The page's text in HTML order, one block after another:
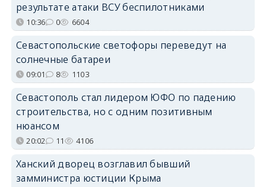
результате атаки ВСУ беспилотниками
10:36 0 6604
Севастопольские светофоры переведут на
солнечные батареи
09:01 8 1103
Севастополь стал лидером ЮФО по падению
строительства, но с одним позитивным
нюансом
20:02 11 4106
Ханский дворец возглавил бывший
замминистра юстиции Крыма